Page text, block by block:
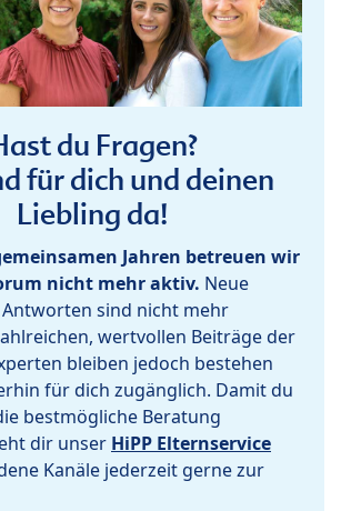
du Fragen?
für dich und deinen
Liebling da!
Jahren betreuen wir
nicht mehr aktiv. Neue
sind nicht mehr
wertvollen Beiträge der
bleiben jedoch bestehen
für dich zugänglich. Damit du
bestmögliche Beratung
dir unser HiPP Elternservice
Kanäle jederzeit gerne zur